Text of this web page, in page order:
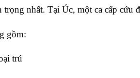
nhất. Tại Úc, một ca cấp cứu
gồm:
trú